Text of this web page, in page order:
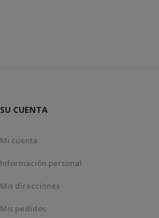
SU CUENTA
Mi cuenta
Información personal
Mis direcciones
Mis pedidos